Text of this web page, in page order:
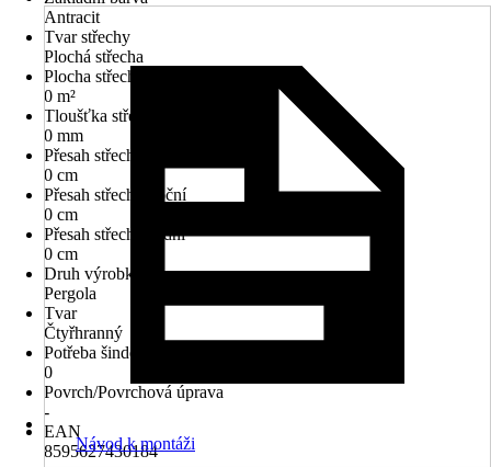
Antracit
Tvar střechy
Plochá střecha
Plocha střechy
0 m²
Tloušťka střechy
0 mm
Přesah střechy přední
0 cm
Přesah střechy boční
0 cm
Přesah střechy zadní
0 cm
Druh výrobku
Pergola
Tvar
Čtyřhranný
Potřeba šindelů v m²
0
Povrch/Povrchová úprava
-
EAN
8595627430184
Návod k montáži